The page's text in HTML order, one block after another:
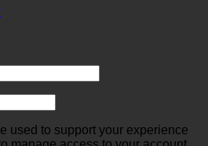
used to support your experience